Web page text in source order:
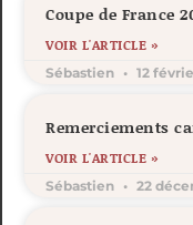
Coupe de France
VOIR L'ARTICLE »
Sébastien 12
Remerciements
VOIR L'ARTICLE »
Sébastien 22